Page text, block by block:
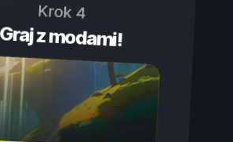
Krok 4
Graj z modami!